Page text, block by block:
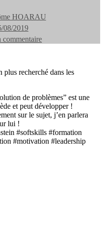
HOARAU
08/2019
commentaire
La
résolution
selon
Albert
Einstein
recherché dans les
de problèmes” est une
et peut développer !⁠
sur le sujet, j’en parlera
lui !⁠
#softskills #formation
#motivation #leadership⁠